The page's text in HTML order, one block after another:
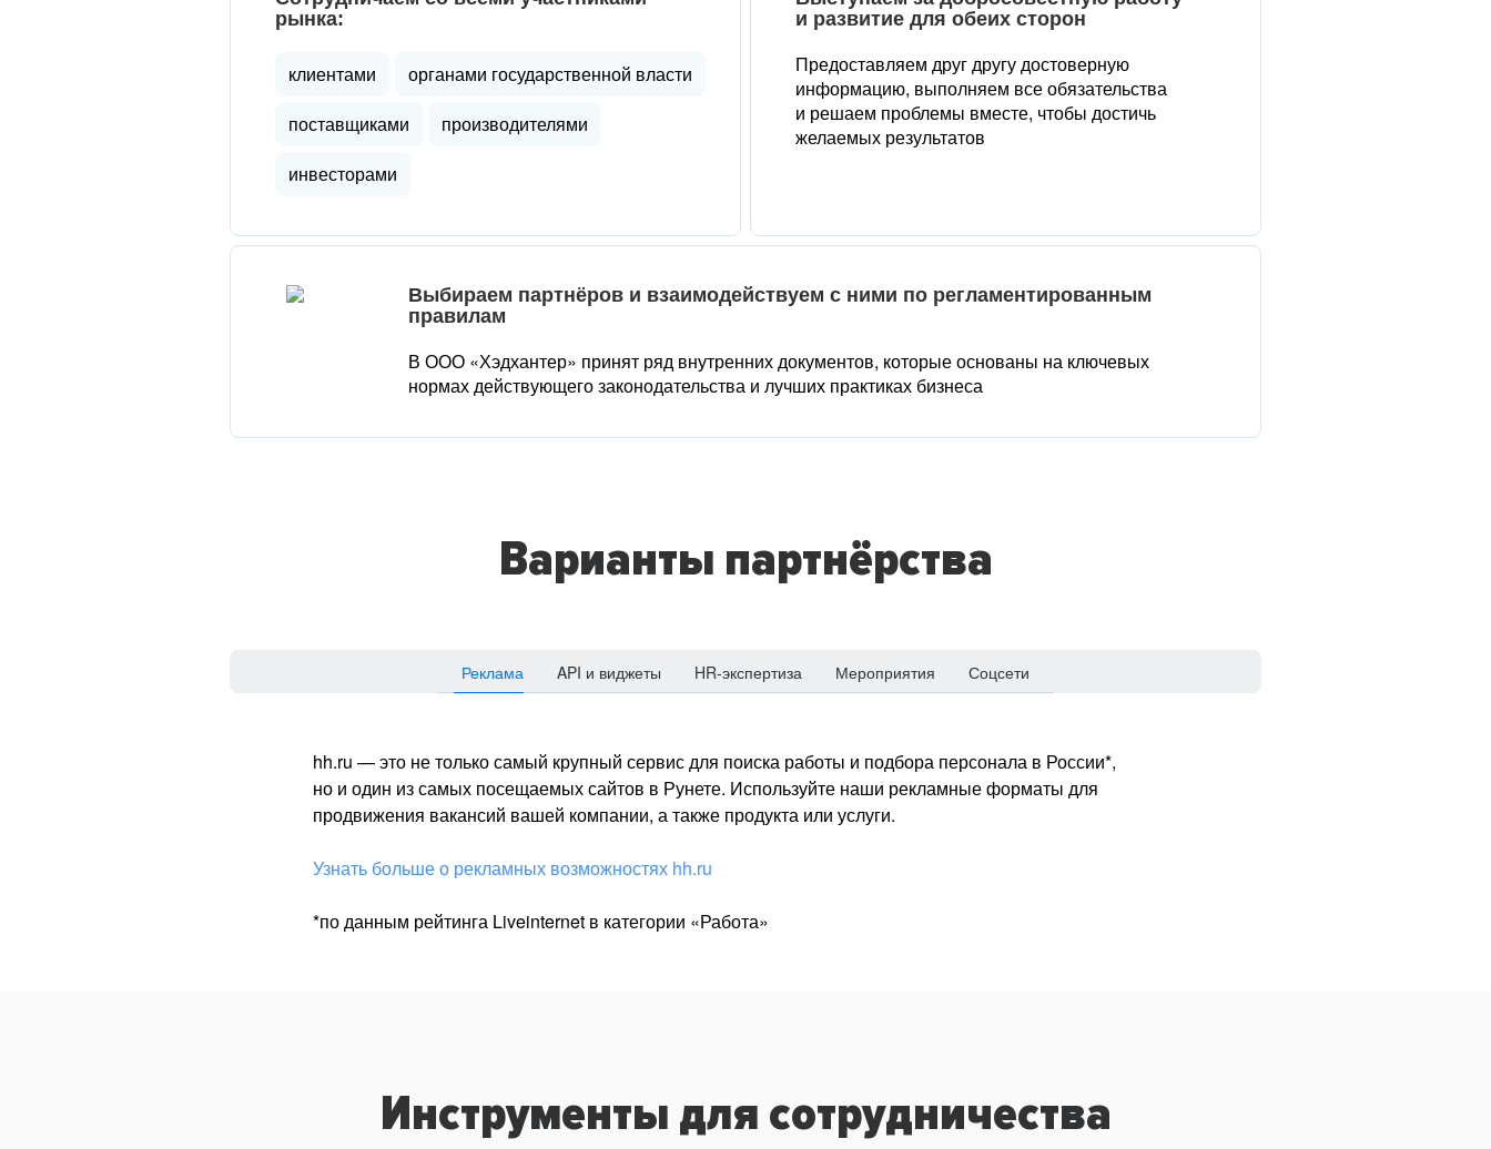
рынка:
клиентами
органами государственной власти
поставщиками
производителями
инвесторами
и развитие для обеих сторон
Предоставляем друг другу достоверную
информацию, выполняем все обязательства
и решаем проблемы вместе, чтобы достичь
желаемых результатов
Выбираем партнёров и взаимодействуем с ними по регламентированным
правилам
В ООО «Хэдхантер» принят ряд внутренних документов, которые основаны на ключевых
нормах действующего законодательства и лучших практиках бизнеса
Варианты партнёрства
Реклама API и виджеты HR-экспертиза Мероприятия Соцсети
hh.ru — это не только самый крупный сервис для поиска работы и подбора персонала в России*,
но и один из самых посещаемых сайтов в Рунете. Используйте наши рекламные форматы для
продвижения вакансий вашей компании, а также продукта или услуги.
Узнать больше о рекламных возможностях hh.ru
*по данным рейтинга Liveinternet в категории «Работа»
Инструменты для сотрудничества